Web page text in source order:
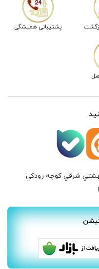
پشتیبانی همیشگی
بهشتي شرقي كوچه رودكي